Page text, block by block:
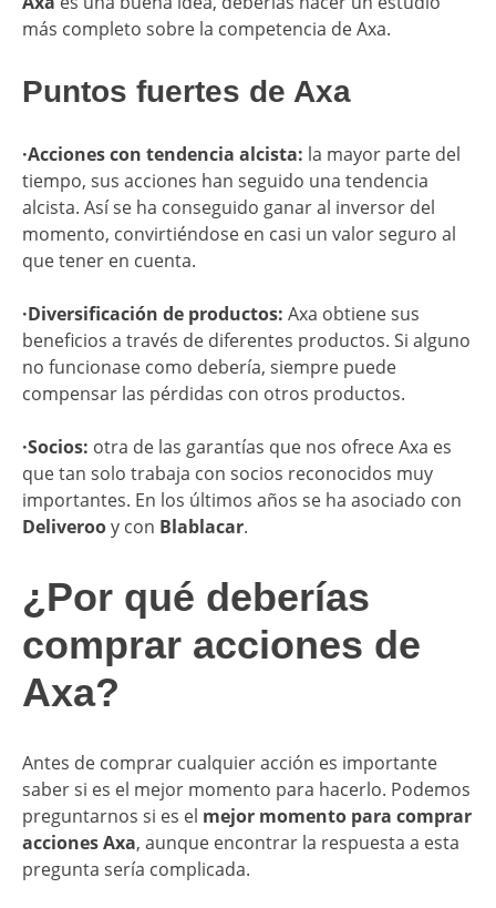
más completo sobre la competencia de Axa.
​Puntos fuertes de Axa
·Acciones con tendencia alcista: la mayor parte del
tiempo, sus acciones han seguido una tendencia
alcista. Así se ha conseguido ganar al inversor del
momento, convirtiéndose en casi un valor seguro al
que tener en cuenta.
·Diversificación de productos: Axa obtiene sus
beneficios a través de diferentes productos. Si alguno
no funcionase como debería, siempre puede
compensar las pérdidas con otros productos.
·Socios: otra de las garantías que nos ofrece Axa es
que tan solo trabaja con socios reconocidos muy
importantes. En los últimos años se ha asociado con
Deliverooy con Blablacar.
​¿Por qué deberías
comprar acciones de
Axa?
Antes de comprar cualquier acción es importante
saber si es el mejor momento para hacerlo. Podemos
preguntarnos si es el mejor momento para comprar
acciones Axa, aunque encontrar la respuesta a esta
pregunta sería complicada.